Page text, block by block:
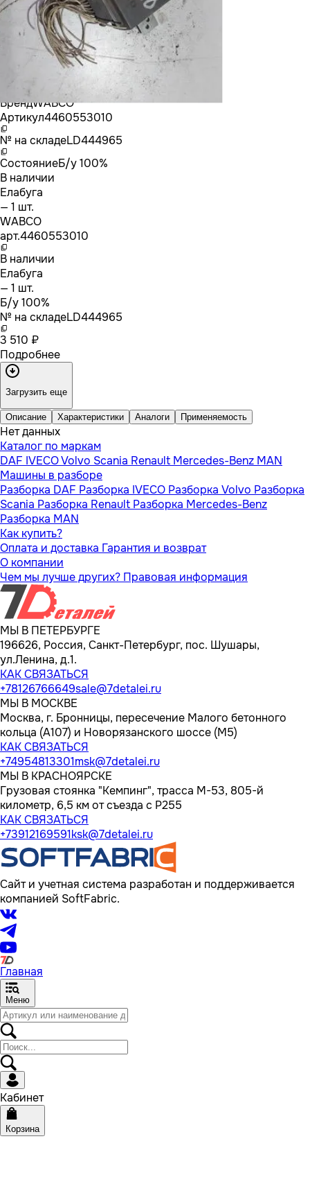
БрендWABCO
Артикул4460553010
№ на складеLD444965
СостояниеБ/у 100%
В наличии
Елабуга
— 1 шт.
WABCO
арт.4460553010
В наличии
Елабуга
— 1 шт.
Б/у 100%
№ на складеLD444965
3 510 ₽
Подробнее
Загрузить еще
Описание Характеристики Аналоги Применяемость
Нет данных
Каталог по маркам
DAF IVECOVolvo Scania Renault Mercedes-Benz MAN
Машины в разборе
Разборка DAF Разборка IVECO Разборка Volvo Разборка
Scania Разборка Renault Разборка Mercedes-Benz
Разборка MAN
Как купить?
Оплата и доставка Гарантия и возврат
О компании
Чем мы лучше других? Правовая информация
МЫ В ПЕТЕРБУРГЕ
196626, Россия, Санкт-Петербург, пос. Шушары,
ул.Ленина, д.1.
КАК СВЯЗАТЬСЯ
+78126766649sale@7detalei.ru
МЫ В МОСКВЕ
Москва, г. Бронницы, пересечение Малого бетонного
кольца (А107) и Новорязанского шоссе (М5)
КАК СВЯЗАТЬСЯ
+74954813301msk@7detalei.ru
МЫ В КРАСНОЯРСКЕ
Грузовая стоянка "Кемпинг", трасса M-53, 805-й
километр, 6,5 км от съезда с Р255
КАК СВЯЗАТЬСЯ
+73912169591ksk@7detalei.ru
Сайт и учетная система разработан и поддерживается
компанией SoftFabric.
Главная
Меню
Кабинет
Корзина